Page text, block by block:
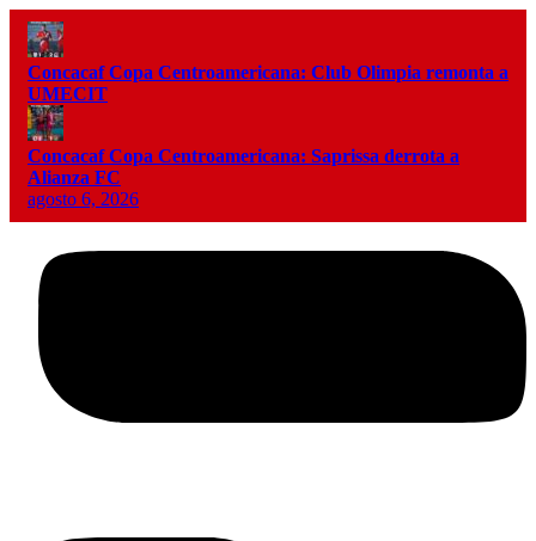
Concacaf Copa Centroamericana: Club Olimpia remonta a
UMECIT
Concacaf Copa Centroamericana: Saprissa derrota a
Alianza FC
agosto 6, 2026